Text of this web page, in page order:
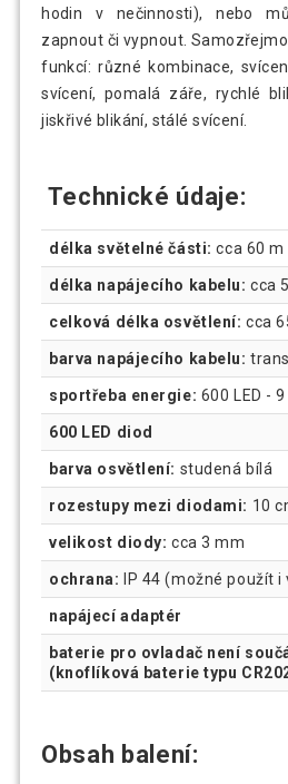
hodin v nečinnosti), nebo
zapnout či vypnout.
funkcí: různé kombinace,
svícení, pomalá záře, rychlé
jiskřivé blikání, stálé svícení.
Technické údaje:
délka světelné části: cca 60 m
délka napájecího kabelu: cca
celková délka osvětlení: cca
barva napájecího kabelu:
sportřeba energie: 600 LED -
600 LED diod
barva osvětlení: studená bílá
rozestupy mezi diodami: 10
velikost diody: cca 3 mm
ochrana: IP 44 (možné použít i
napájecí adaptér
baterie pro ovladač není
(knoflíková baterie typu
Obsah balení: